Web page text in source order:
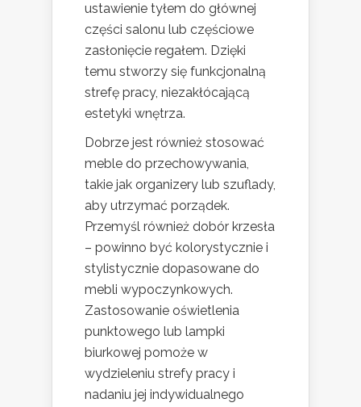
ustawienie tyłem do głównej
części salonu lub częściowe
zasłonięcie regałem. Dzięki
temu stworzy się funkcjonalną
strefę pracy, niezakłócającą
estetyki wnętrza.
Dobrze jest również stosować
meble do przechowywania,
takie jak organizery lub szuflady,
aby utrzymać porządek.
Przemyśl również dobór krzesła
– powinno być kolorystycznie i
stylistycznie dopasowane do
mebli wypoczynkowych.
Zastosowanie oświetlenia
punktowego lub lampki
biurkowej pomoże w
wydzieleniu strefy pracy i
nadaniu jej indywidualnego